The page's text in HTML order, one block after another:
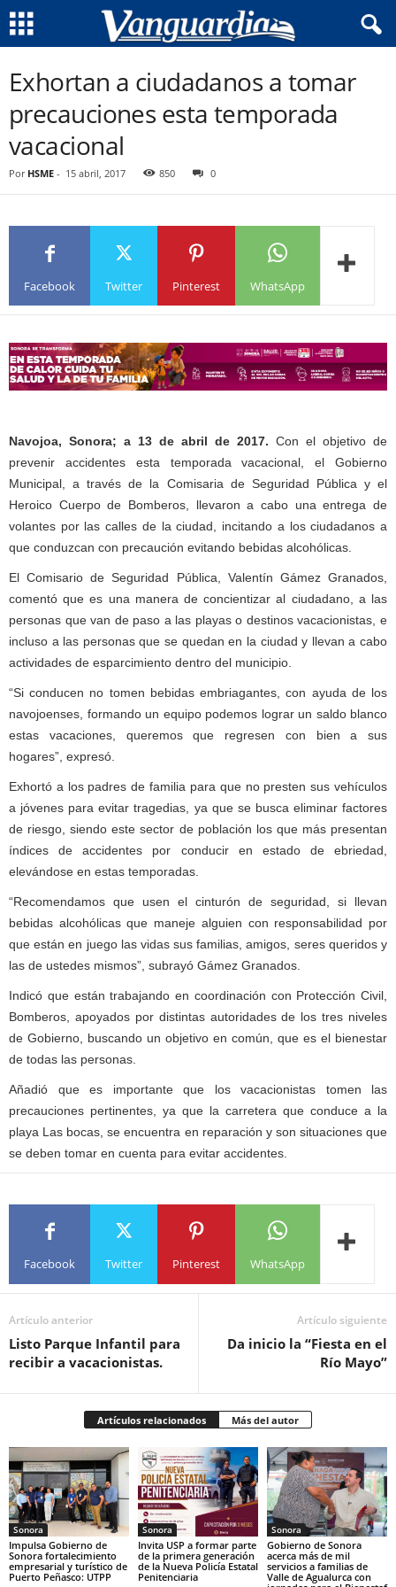
Exhortan a ciudadanos a tomar
precauciones esta temporada
vacacional
Por HSME - 15 abril, 2017 850 0
Facebook Twitter Pinterest WhatsApp
Navojoa, Sonora; a 13 de abril de 2017. Con el objetivo de
prevenir accidentes esta temporada vacacional, el Gobierno
Municipal, a través de la Comisaria de Seguridad Pública y el
Heroico Cuerpo de Bomberos, llevaron a cabo una entrega de
volantes por las calles de la ciudad, incitando a los ciudadanos a
que conduzcan con precaución evitando bebidas alcohólicas.
El Comisario de Seguridad Pública, Valentín Gámez Granados,
comentó que es una manera de concientizar al ciudadano, a las
personas que van de paso a las playas o destinos vacacionistas, e
incluso a las personas que se quedan en la ciudad y llevan a cabo
actividades de esparcimiento dentro del municipio.
“Si conducen no tomen bebidas embriagantes, con ayuda de los
navojoenses, formando un equipo podemos lograr un saldo blanco
estas vacaciones, queremos que regresen con bien a sus
hogares”, expresó.
Exhortó a los padres de familia para que no presten sus vehículos
a jóvenes para evitar tragedias, ya que se busca eliminar factores
de riesgo, siendo este sector de población los que más presentan
índices de accidentes por conducir en estado de ebriedad,
elevándose en estas temporadas.
“Recomendamos que usen el cinturón de seguridad, si llevan
bebidas alcohólicas que maneje alguien con responsabilidad por
que están en juego las vidas sus familias, amigos, seres queridos y
las de ustedes mismos”, subrayó Gámez Granados.
Indicó que están trabajando en coordinación con Protección Civil,
Bomberos, apoyados por distintas autoridades de los tres niveles
de Gobierno, buscando un objetivo en común, que es el bienestar
de todas las personas.
Añadió que es importante que los vacacionistas tomen las
precauciones pertinentes, ya que la carretera que conduce a la
playa Las bocas, se encuentra en reparación y son situaciones que
se deben tomar en cuenta para evitar accidentes.
Facebook Twitter Pinterest WhatsApp
Artículo anterior
Listo Parque Infantil para
recibir a vacacionistas.
Artículo siguiente
Da inicio la “Fiesta en el
Río Mayo”
Artículos relacionados Más del autor
Sonora
Impulsa Gobierno de
Sonora fortalecimiento
empresarial y turístico de
Puerto Peñasco: UTPP
Sonora
Invita USP a formar parte
de la primera generación
de la Nueva Policía Estatal
Penitenciaria
Sonora
Gobierno de Sonora
acerca más de mil
servicios a familias de
Valle de Agualurca con